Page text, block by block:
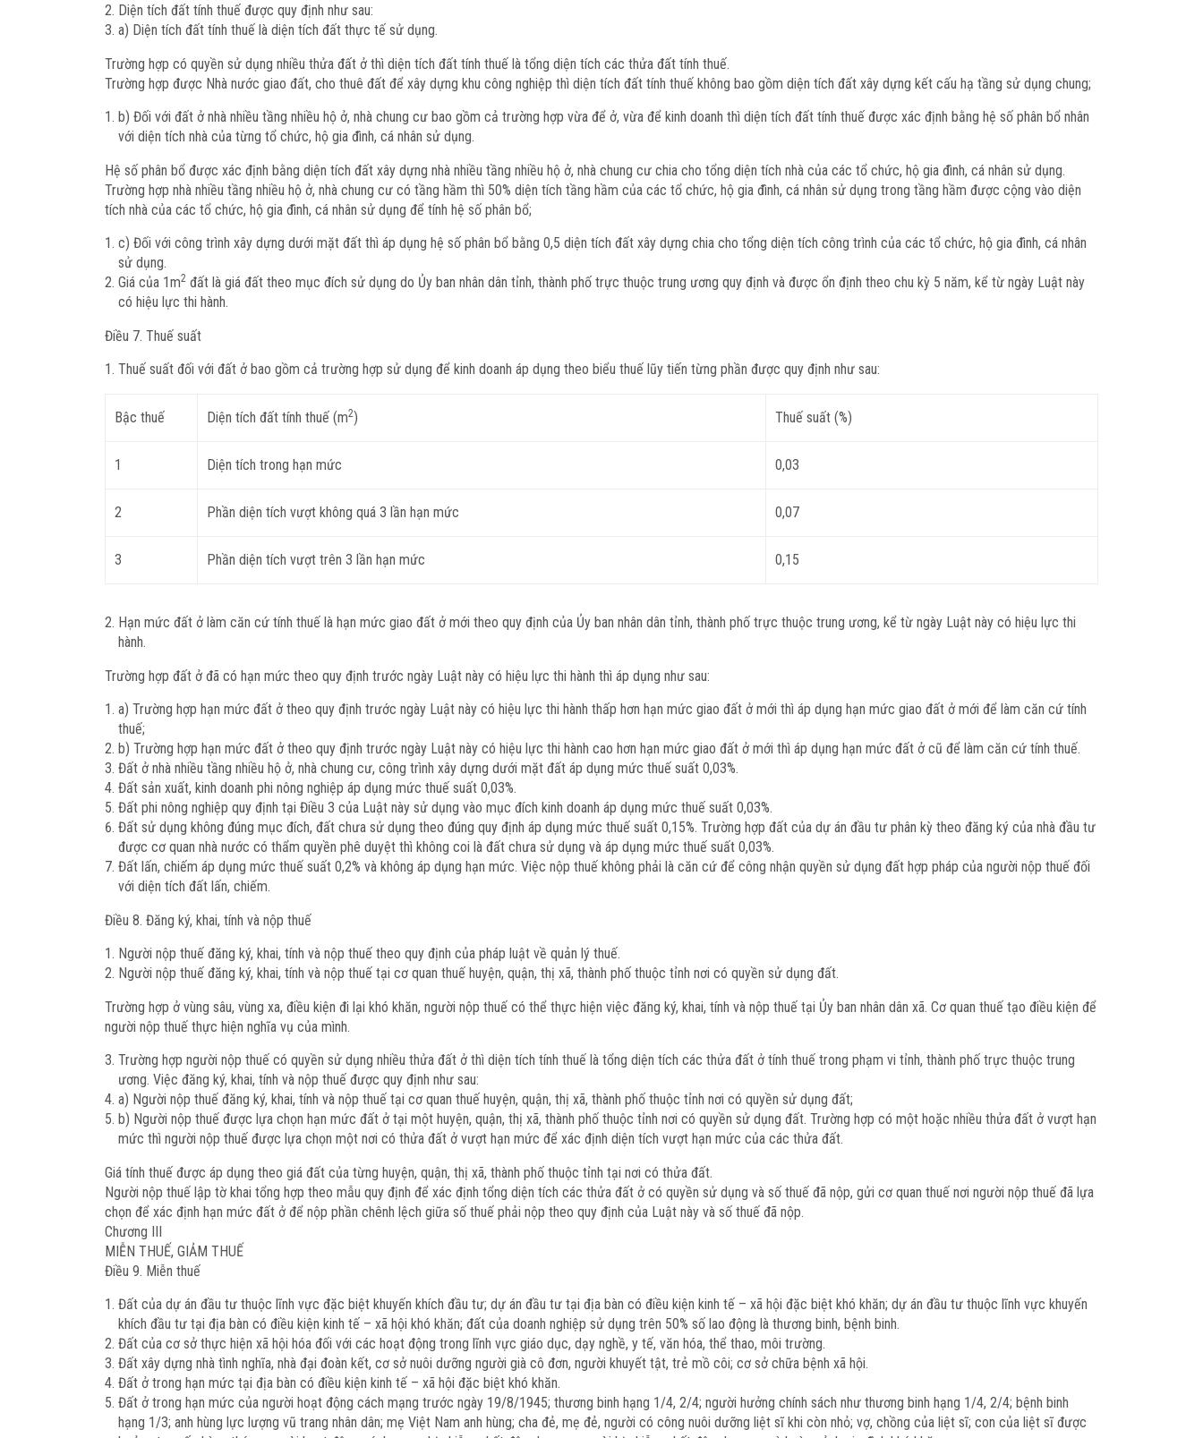
Diện tích đất tính thuế được quy định như sau:
a) Diện tích đất tính thuế là diện tích đất thực tế sử dụng.
Trường hợp có quyền sử dụng nhiều thửa đất ở thì diện tích đất tính thuế là tổng diện tích các thửa đất tính thuế.
Trường hợp được Nhà nước giao đất, cho thuê đất để xây dựng khu công nghiệp thì diện tích đất tính thuế không bao gồm diện tích đất xây dựng kết cấu hạ tầng sử dụng chung;
b) Đối với đất ở nhà nhiều tầng nhiều hộ ở, nhà chung cư bao gồm cả trường hợp vừa để ở, vừa để kinh doanh thì diện tích đất tính thuế được xác định bằng hệ số phân bổ nhân
với diện tích nhà của từng tổ chức, hộ gia đình, cá nhân sử dụng.
Hệ số phân bổ được xác định bằng diện tích đất xây dựng nhà nhiều tầng nhiều hộ ở, nhà chung cư chia cho tổng diện tích nhà của các tổ chức, hộ gia đình, cá nhân sử dụng.
Trường hợp nhà nhiều tầng nhiều hộ ở, nhà chung cư có tầng hầm thì 50% diện tích tầng hầm của các tổ chức, hộ gia đình, cá nhân sử dụng trong tầng hầm được cộng vào diện
tích nhà của các tổ chức, hộ gia đình, cá nhân sử dụng để tính hệ số phân bổ;
c) Đối với công trình xây dựng dưới mặt đất thì áp dụng hệ số phân bổ bằng 0,5 diện tích đất xây dựng chia cho tổng diện tích công trình của các tổ chức, hộ gia đình, cá nhân
sử dụng.
Giá của 1m2 đất là giá đất theo mục đích sử dụng do Ủy ban nhân dân tỉnh, thành phố trực thuộc trung ương quy định và được ổn định theo chu kỳ 5 năm, kể từ ngày Luật này
có hiệu lực thi hành.
Điều 7. Thuế suất
Thuế suất đối với đất ở bao gồm cả trường hợp sử dụng để kinh doanh áp dụng theo biểu thuế lũy tiến từng phần được quy định như sau:
Bậc thuế Diện tích đất tính thuế (m2) Thuế suất (%)
1 Diện tích trong hạn mức 0,03
2 Phần diện tích vượt không quá 3 lần hạn mức 0,07
3 Phần diện tích vượt trên 3 lần hạn mức 0,15
Hạn mức đất ở làm căn cứ tính thuế là hạn mức giao đất ở mới theo quy định của Ủy ban nhân dân tỉnh, thành phố trực thuộc trung ương, kể từ ngày Luật này có hiệu lực thi
hành.
Trường hợp đất ở đã có hạn mức theo quy định trước ngày Luật này có hiệu lực thi hành thì áp dụng như sau:
a) Trường hợp hạn mức đất ở theo quy định trước ngày Luật này có hiệu lực thi hành thấp hơn hạn mức giao đất ở mới thì áp dụng hạn mức giao đất ở mới để làm căn cứ tính
thuế;
b) Trường hợp hạn mức đất ở theo quy định trước ngày Luật này có hiệu lực thi hành cao hơn hạn mức giao đất ở mới thì áp dụng hạn mức đất ở cũ để làm căn cứ tính thuế.
Đất ở nhà nhiều tầng nhiều hộ ở, nhà chung cư, công trình xây dựng dưới mặt đất áp dụng mức thuế suất 0,03%.
Đất sản xuất, kinh doanh phi nông nghiệp áp dụng mức thuế suất 0,03%.
Đất phi nông nghiệp quy định tại Điều 3 của Luật này sử dụng vào mục đích kinh doanh áp dụng mức thuế suất 0,03%.
Đất sử dụng không đúng mục đích, đất chưa sử dụng theo đúng quy định áp dụng mức thuế suất 0,15%. Trường hợp đất của dự án đầu tư phân kỳ theo đăng ký của nhà đầu tư
được cơ quan nhà nước có thẩm quyền phê duyệt thì không coi là đất chưa sử dụng và áp dụng mức thuế suất 0,03%.
Đất lấn, chiếm áp dụng mức thuế suất 0,2% và không áp dụng hạn mức. Việc nộp thuế không phải là căn cứ để công nhận quyền sử dụng đất hợp pháp của người nộp thuế đối
với diện tích đất lấn, chiếm.
Điều 8. Đăng ký, khai, tính và nộp thuế
Người nộp thuế đăng ký, khai, tính và nộp thuế theo quy định của pháp luật về quản lý thuế.
Người nộp thuế đăng ký, khai, tính và nộp thuế tại cơ quan thuế huyện, quận, thị xã, thành phố thuộc tỉnh nơi có quyền sử dụng đất.
Trường hợp ở vùng sâu, vùng xa, điều kiện đi lại khó khăn, người nộp thuế có thể thực hiện việc đăng ký, khai, tính và nộp thuế tại Ủy ban nhân dân xã. Cơ quan thuế tạo điều kiện để
người nộp thuế thực hiện nghĩa vụ của mình.
Trường hợp người nộp thuế có quyền sử dụng nhiều thửa đất ở thì diện tích tính thuế là tổng diện tích các thửa đất ở tính thuế trong phạm vi tỉnh, thành phố trực thuộc trung
ương. Việc đăng ký, khai, tính và nộp thuế được quy định như sau:
a) Người nộp thuế đăng ký, khai, tính và nộp thuế tại cơ quan thuế huyện, quận, thị xã, thành phố thuộc tỉnh nơi có quyền sử dụng đất;
b) Người nộp thuế được lựa chọn hạn mức đất ở tại một huyện, quận, thị xã, thành phố thuộc tỉnh nơi có quyền sử dụng đất. Trường hợp có một hoặc nhiều thửa đất ở vượt hạn
mức thì người nộp thuế được lựa chọn một nơi có thửa đất ở vượt hạn mức để xác định diện tích vượt hạn mức của các thửa đất.
Giá tính thuế được áp dụng theo giá đất của từng huyện, quận, thị xã, thành phố thuộc tỉnh tại nơi có thửa đất.
Người nộp thuế lập tờ khai tổng hợp theo mẫu quy định để xác định tổng diện tích các thửa đất ở có quyền sử dụng và số thuế đã nộp, gửi cơ quan thuế nơi người nộp thuế đã lựa
chọn để xác định hạn mức đất ở để nộp phần chênh lệch giữa số thuế phải nộp theo quy định của Luật này và số thuế đã nộp.
Chương III
MIỄN THUẾ, GIẢM THUẾ
Điều 9. Miễn thuế
Đất của dự án đầu tư thuộc lĩnh vực đặc biệt khuyến khích đầu tư; dự án đầu tư tại địa bàn có điều kiện kinh tế – xã hội đặc biệt khó khăn; dự án đầu tư thuộc lĩnh vực khuyến
khích đầu tư tại địa bàn có điều kiện kinh tế – xã hội khó khăn; đất của doanh nghiệp sử dụng trên 50% số lao động là thương binh, bệnh binh.
Đất của cơ sở thực hiện xã hội hóa đối với các hoạt động trong lĩnh vực giáo dục, dạy nghề, y tế, văn hóa, thể thao, môi trường.
Đất xây dựng nhà tình nghĩa, nhà đại đoàn kết, cơ sở nuôi dưỡng người già cô đơn, người khuyết tật, trẻ mồ côi; cơ sở chữa bệnh xã hội.
Đất ở trong hạn mức tại địa bàn có điều kiện kinh tế – xã hội đặc biệt khó khăn.
Đất ở trong hạn mức của người hoạt động cách mạng trước ngày 19/8/1945; thương binh hạng 1/4, 2/4; người hưởng chính sách như thương binh hạng 1/4, 2/4; bệnh binh
hạng 1/3; anh hùng lực lượng vũ trang nhân dân; mẹ Việt Nam anh hùng; cha đẻ, mẹ đẻ, người có công nuôi dưỡng liệt sĩ khi còn nhỏ; vợ, chồng của liệt sĩ; con của liệt sĩ được